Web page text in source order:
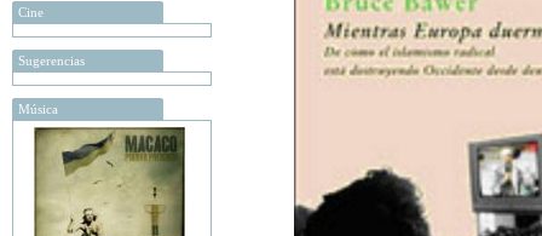
Cine
Sugerencias
Música